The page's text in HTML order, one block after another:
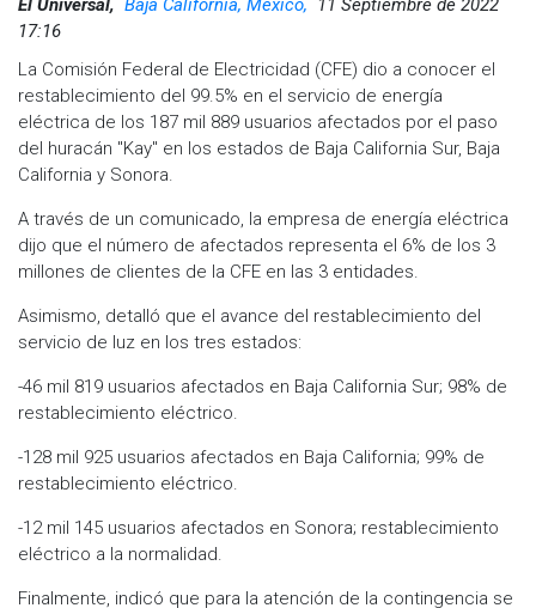
El Universal, Baja California, Mexico,
11 Septiembre de 2022
17:16
La Comisión Federal de Electricidad (CFE) dio a conocer el
restablecimiento del 99.5% en el servicio de energía
eléctrica de los 187 mil 889 usuarios afectados por el paso
del huracán "Kay" en los estados de Baja California Sur, Baja
California y Sonora.
A través de un comunicado, la empresa de energía eléctrica
dijo que el número de afectados representa el 6% de los 3
millones de clientes de la CFE en las 3 entidades.
Asimismo, detalló que el avance del restablecimiento del
servicio de luz en los tres estados:
-46 mil 819 usuarios afectados en Baja California Sur; 98% de
restablecimiento eléctrico.
-128 mil 925 usuarios afectados en Baja California; 99% de
restablecimiento eléctrico.
-12 mil 145 usuarios afectados en Sonora; restablecimiento
eléctrico a la normalidad.
Finalmente, indicó que para la atención de la contingencia se